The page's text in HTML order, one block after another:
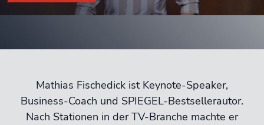
Mathias Fischedick ist Keynote-Speaker,
Business-Coach und SPIEGEL-Bestsellerautor.
Nach Stationen in der TV-Branche machte er